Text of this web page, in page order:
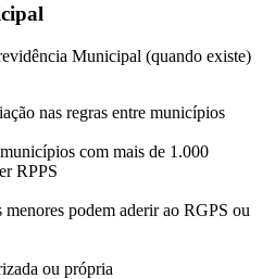
Municipal (quando existe)
nas regras entre municípios
com mais de 1.000
RPPS
podem aderir ao RGPS ou
ou própria